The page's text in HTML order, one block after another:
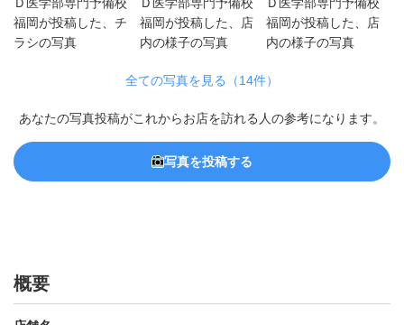
全ての写真を見る（14件）
あなたの写真投稿がこれからお店を訪れる人の参考になります。
写真を投稿する
概要